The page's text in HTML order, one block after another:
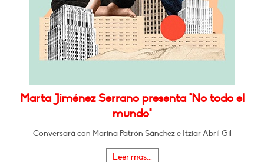
Marta Jiménez Serrano presenta "No todo el
mundo"
Conversará con Marina Patrón Sánchez e Itziar Abril Gil
Leer más...